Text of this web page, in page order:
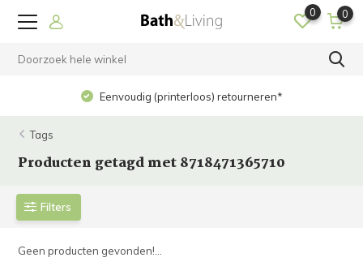
0 0
Eenvoudig (printerloos) retourneren*
Tags
Producten getagd met 8718471365710
Filters
Geen producten gevonden!...